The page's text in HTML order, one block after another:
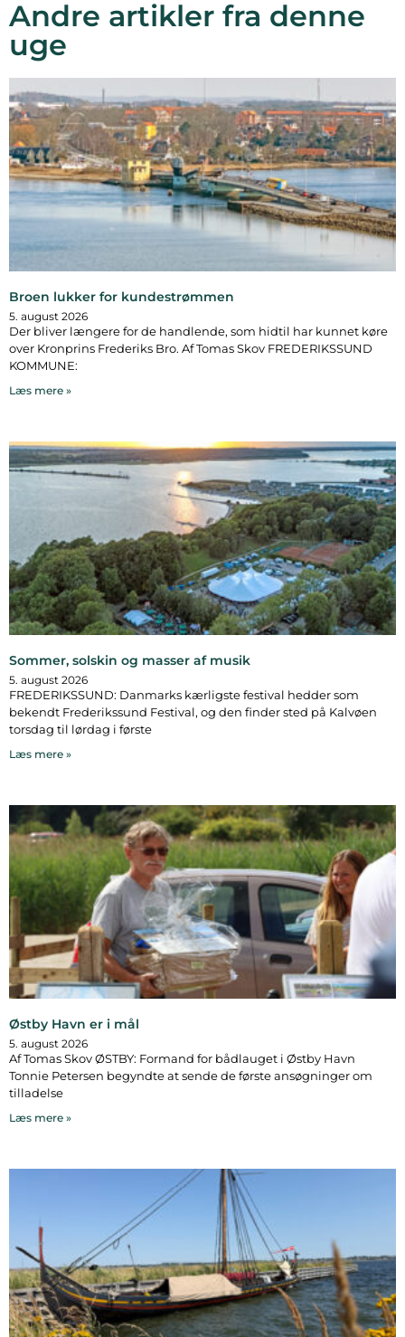
Andre artikler fra denne
uge
Broen lukker for kundestrømmen
5. august 2026
Der bliver længere for de handlende, som hidtil har kunnet køre
over Kronprins Frederiks Bro. Af Tomas Skov FREDERIKSSUND
KOMMUNE:
Læs mere »
Sommer, solskin og masser af musik
5. august 2026
FREDERIKSSUND: Danmarks kærligste festival hedder som
bekendt Frederikssund Festival, og den finder sted på Kalvøen
torsdag til lørdag i første
Læs mere »
Østby Havn er i mål
5. august 2026
Af Tomas Skov ØSTBY: Formand for bådlauget i Østby Havn
Tonnie Petersen begyndte at sende de første ansøgninger om
tilladelse
Læs mere »